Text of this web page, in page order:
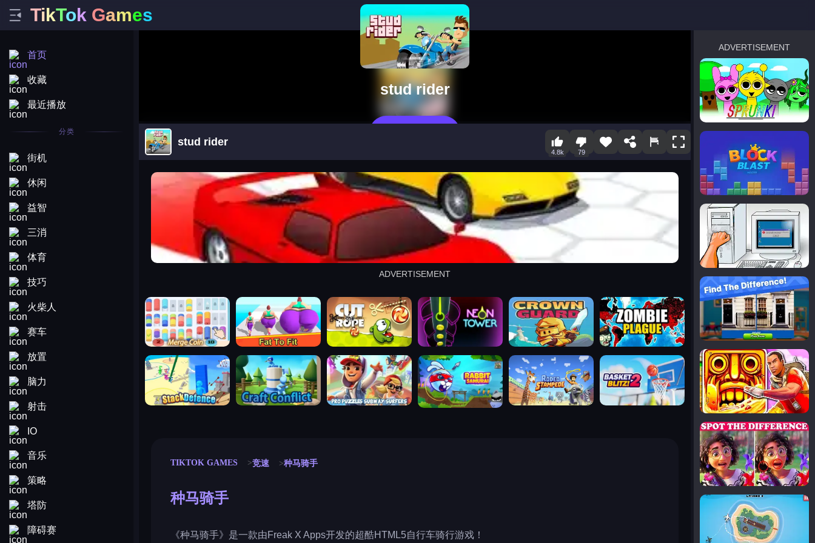
TikTok Games
首页
收藏
最近播放
分类
街机
休闲
益智
三消
体育
技巧
火柴人
赛车
放置
脑力
射击
IO
音乐
策略
塔防
障碍赛
stud rider
stud rider
4.8k 79
arena king
ADVERTISEMENT
merge coin fat to fit cut the rope neon tower crown guard zombie plague
stack defence craft conflict subway surfers rabbit samurai rodeo stampede basket blitz
TIKTOK GAMES 竞速 种马骑手
种马骑手
《种马骑手》是一款由Freak X Apps开发的超酷HTML5自行车骑行游戏！
ADVERTISEMENT
sprunki
Blocky Blast!
smash it
notice the difference
temple run 2
spot the differences
silly sky